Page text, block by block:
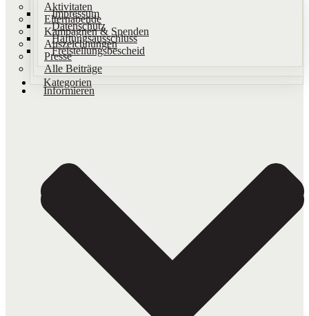
Aktivitaten
Elternabende
Kampagnen & Spenden
Auszeichnungen
Presse
Alle Beiträge
Informieren
Impressum
Datenschutz
Haftungsausschluss
Freistellungsbescheid
Kategorien